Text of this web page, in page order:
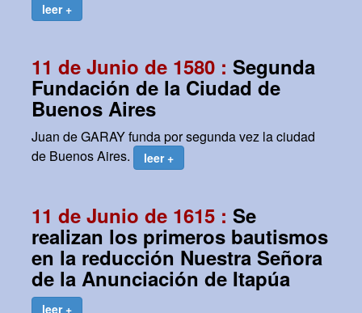
leer +
11 de Junio de 1580 : Segunda
Fundación de la Ciudad de
Buenos Aires
Juan de GARAY funda por segunda vez la ciudad
de Buenos Aires.
leer +
11 de Junio de 1615 : Se
realizan los primeros bautismos
en la reducción Nuestra Señora
de la Anunciación de Itapúa
leer +